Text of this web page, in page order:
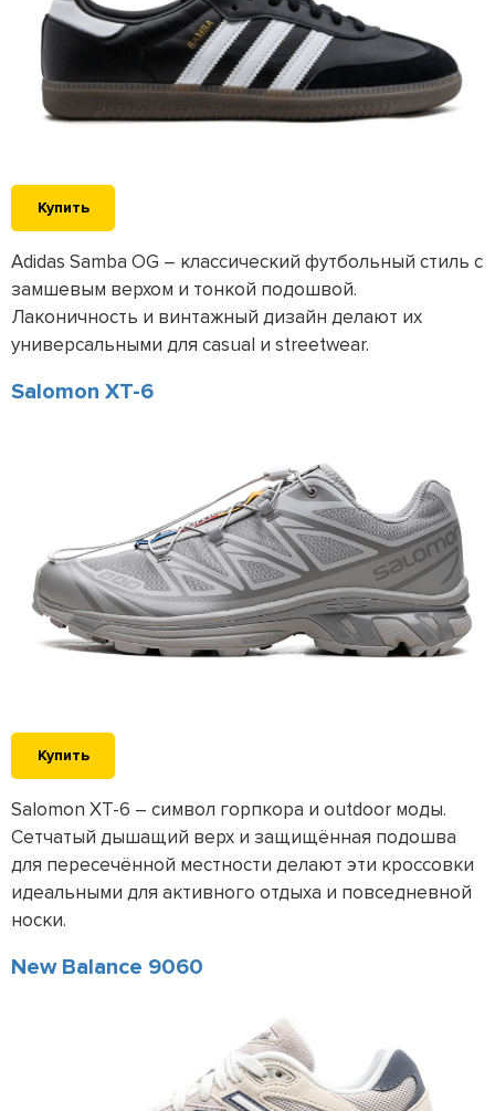
Купить
Adidas Samba OG – классический футбольный стиль с
замшевым верхом и тонкой подошвой.
Лаконичность и винтажный дизайн делают их
универсальными для casual и streetwear.
Salomon XT-6
Купить
Salomon XT-6 – символ горпкора и outdoor моды.
Сетчатый дышащий верх и защищённая подошва
для пересечённой местности делают эти кроссовки
идеальными для активного отдыха и повседневной
носки.
New Balance 9060